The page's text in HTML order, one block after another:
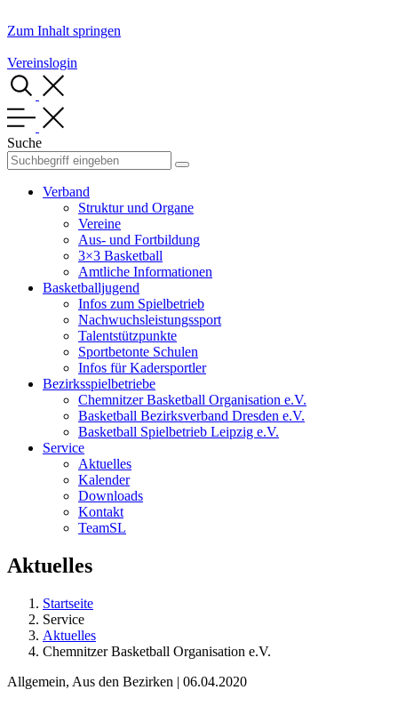
Zum Inhalt springen
Vereinslogin
Suche
Verband
Struktur und Organe
Vereine
Aus- und Fortbildung
3×3 Basketball
Amtliche Informationen
Basketballjugend
Infos zum Spielbetrieb
Nachwuchsleistungssport
Talentstützpunkte
Sportbetonte Schulen
Infos für Kadersportler
Bezirksspielbetriebe
Chemnitzer Basketball Organisation e.V.
Basketball Bezirksverband Dresden e.V.
Basketball Spielbetrieb Leipzig e.V.
Service
Aktuelles
Kalender
Downloads
Kontakt
TeamSL
Aktuelles
Startseite
Service
Aktuelles
Chemnitzer Basketball Organisation e.V.
Allgemein, Aus den Bezirken | 06.04.2020